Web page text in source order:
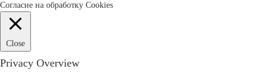
Согласие на обработку Cookies
Close
Privacy Overview